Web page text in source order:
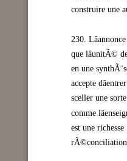
construire une
230.
que lâunitÃ©
en une
accepte
sceller une
comme
est une richesse
rÃ©conciliation